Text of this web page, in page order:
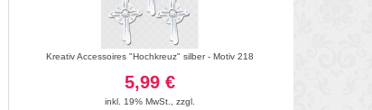
Kreativ Accessoires "Hochkreuz" silber - Motiv 218
5,99 €
inkl. 19% MwSt.
zzgl.